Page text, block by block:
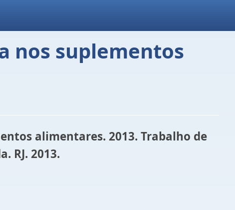
nos suplementos
alimentares. 2013. Trabalho de
RJ. 2013.